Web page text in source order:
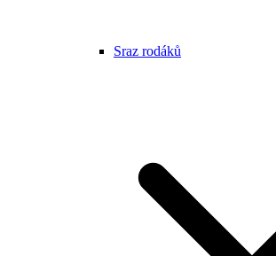
Sraz rodáků